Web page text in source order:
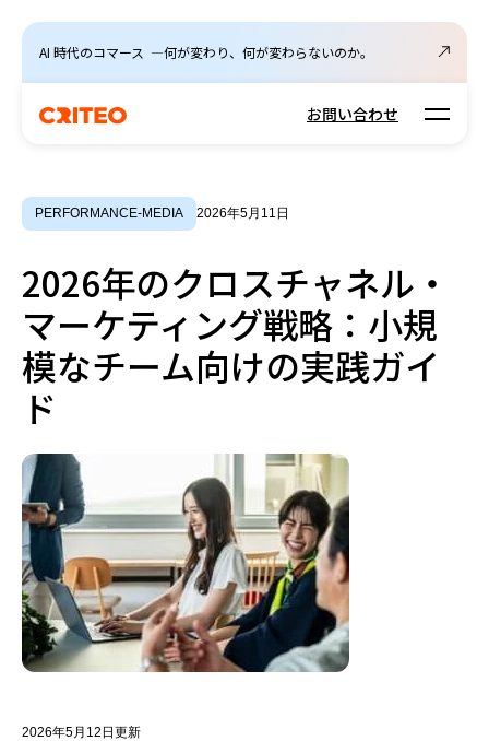
AI 時代のコマース ―何が変わり、何が変わらないのか。
お問い合わせ Open
PERFORMANCE-MEDIA 2026年5月11日
2026年のクロスチャネル・
マーケティング戦略：小規
模なチーム向けの実践ガイ
ド
2026年5月12日更新